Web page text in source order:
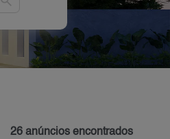
26 anúncios encontrados